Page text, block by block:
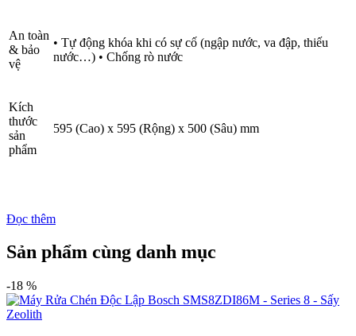
An toàn
& bảo
vệ
• Tự động khóa khi có sự cố (ngập nước, va đập, thiếu
nước…) • Chống rò nước
Kích
thước
sản
phẩm
595 (Cao) x 595 (Rộng) x 500 (Sâu) mm
Đọc thêm
Sản phẩm cùng danh mục
-18 %